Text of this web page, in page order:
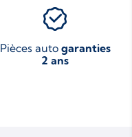
Pièces auto garanties
2 ans